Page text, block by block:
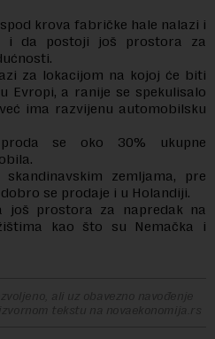
krova fabričke hale nalazi i
i da postoji još prostora za
za lokacijom na kojoj će biti
Evropi, a ranije se spekulisalo
ima razvijenu automobilsku
se oko 30% ukupne
zemljama, pre
se prodaje i u Holandiji.
još prostora za napredak na
kao što su Nemačka i
ali uz obavezno navođenje
tekstu na novaekonomija.rs